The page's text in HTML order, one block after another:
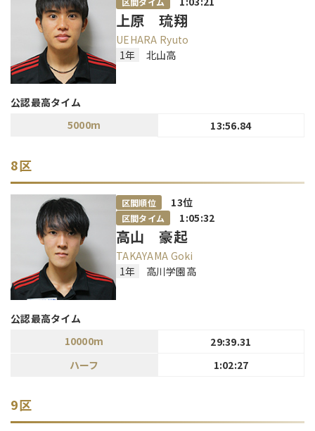
上原 琉翔
UEHARA Ryuto
1年
北山高
公認最高タイム
5000m
13:56.84
8区
区間順位 13位
区間タイム 1:05:32
高山 豪起
TAKAYAMA Goki
1年
高川学園高
公認最高タイム
10000m
29:39.31
ハーフ
1:02:27
9区